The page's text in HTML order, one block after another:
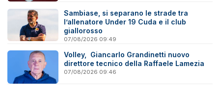
Sambiase, si separano le strade tra
l’allenatore Under 19 Cuda e il club
giallorosso
07/08/2026 09:49
Volley, Giancarlo Grandinetti nuovo
direttore tecnico della Raffaele Lamezia
07/08/2026 09:46